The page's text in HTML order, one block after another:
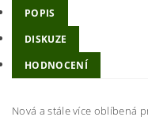
POPIS
DISKUZE
HODNOCENÍ
Nová a stále více oblíbená